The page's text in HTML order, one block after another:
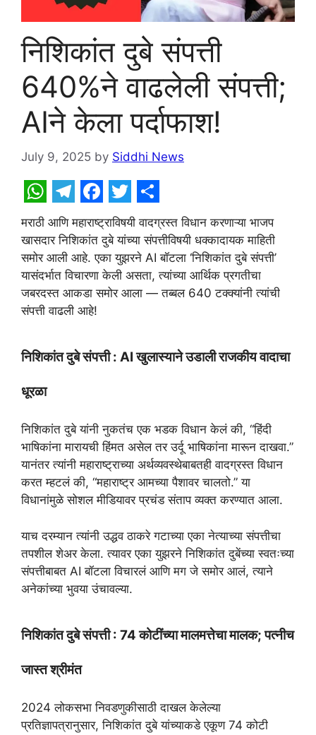
निशिकांत दुबे संपत्ती
640%ने वाढलेली संपत्ती;
AIने केला पर्दाफाश!
July 9, 2025 by Siddhi News
W
h
a
t
s
p
T
e
l
e
g
a
m
F
a
c
e
b
o
k
T
w
i
t
t
r
S
h
a
r
e
मराठी आणि महाराष्ट्राविषयी वादग्रस्त विधान करणाऱ्या भाजप
खासदार निशिकांत दुबे यांच्या संपत्तीविषयी धक्कादायक माहिती
समोर आली आहे. एका युझरने AI बॉटला ‘निशिकांत दुबे संपत्ती’
यासंदर्भात विचारणा केली असता, त्यांच्या आर्थिक प्रगतीचा
जबरदस्त आकडा समोर आला — तब्बल 640 टक्क्यांनी त्यांची
संपत्ती वाढली आहे!
निशिकांत दुबे संपत्ती : AI खुलास्याने उडाली राजकीय वादाचा
धूरळा
निशिकांत दुबे यांनी नुकतंच एक भडक विधान केलं की, “हिंदी
भाषिकांना मारायची हिंमत असेल तर उर्दू भाषिकांना मारून दाखवा.”
यानंतर त्यांनी महाराष्ट्राच्या अर्थव्यवस्थेबाबतही वादग्रस्त विधान
करत म्हटलं की, “महाराष्ट्र आमच्या पैशावर चालतो.” या
विधानांमुळे सोशल मीडियावर प्रचंड संताप व्यक्त करण्यात आला.
याच दरम्यान त्यांनी उद्धव ठाकरे गटाच्या एका नेत्याच्या संपत्तीचा
तपशील शेअर केला. त्यावर एका युझरने निशिकांत दुबेंच्या स्वतःच्या
संपत्तीबाबत AI बॉटला विचारलं आणि मग जे समोर आलं, त्याने
अनेकांच्या भुवया उंचावल्या.
निशिकांत दुबे संपत्ती : 74 कोटींच्या मालमत्तेचा मालक; पत्नीच
जास्त श्रीमंत
2024 लोकसभा निवडणुकीसाठी दाखल केलेल्या
प्रतिज्ञापत्रानुसार, निशिकांत दुबे यांच्याकडे एकूण 74 कोटी